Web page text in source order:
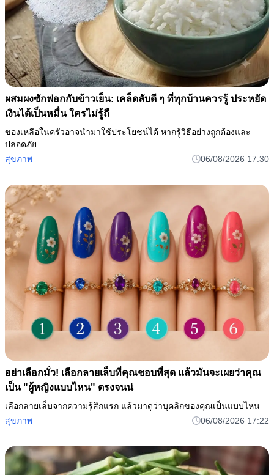
ผสมผงซักฟอกกับข้าวเย็น: เคล็ดลับดี ๆ ที่ทุกบ้านควรรู้ ประหยัด
เงินได้เป็นหมื่น ใครไม่รู้ถื
ของเหลือในครัวอาจนำมาใช้ประโยชน์ได้ หากรู้วิธีอย่างถูกต้องและ
ปลอดภัย
สุขภาพ
06/08/2026 17:30
อย่าเลือกมั่ว! เลือกลายเล็บที่คุณชอบที่สุด แล้วมันจะเผยว่าคุณ
เป็น "ผู้หญิงแบบไหน" ตรงจนน่
เลือกลายเล็บจากความรู้สึกแรก แล้วมาดูว่าบุคลิกของคุณเป็นแบบไหน
สุขภาพ
06/08/2026 17:22